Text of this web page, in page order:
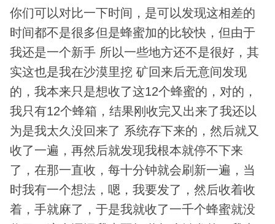
你们可以对比一下时间，是可以发现这相差的
时间都不是很多但是蜂蜜加的比较快，但由于
我还是一个新手 所以一些地方还不是很好，其
实这也是我在沙漠里挖 矿回来后无意间发现
的，我本来只是想收了这12个蜂蜜的，对的，
我只有12个蜂箱，结果刚收完又出来了我还以
为是我太久没回来了 系统存下来的，然后就又
收了一遍，再然后就发现我根本就停不下来
了，在那一直收，每十分钟就会刷新一遍，当
时我有一个想法，嗯，我要发了，然后收着收
着，手就麻了，于是我就收了一千个蜂蜜就没